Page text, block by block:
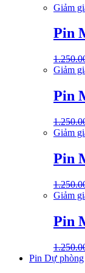
Giảm
Pin
Giảm
Pin
Giảm
Pin
Giảm
Pin
Pin Dự phòng